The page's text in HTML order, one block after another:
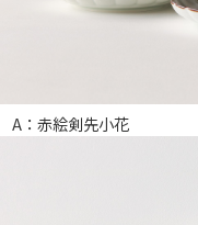
A：赤絵剣先小花